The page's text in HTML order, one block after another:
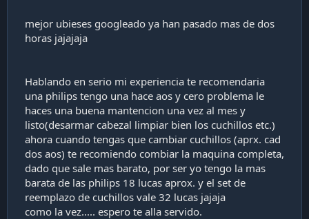
mejor ubieses googleado ya han pasado mas de dos
horas jajajaja
Hablando en serio mi experiencia te recomendaria
una philips tengo una hace aos y cero problema le
haces una buena mantencion una vez al mes y
listo(desarmar cabezal limpiar bien los cuchillos etc.)
ahora cuando tengas que cambiar cuchillos (aprx. cad
dos aos) te recomiendo combiar la maquina completa,
dado que sale mas barato, por ser yo tengo la mas
barata de las philips 18 lucas aprox. y el set de
reemplazo de cuchillos vale 32 lucas jajaja
como la vez..... espero te alla servido.